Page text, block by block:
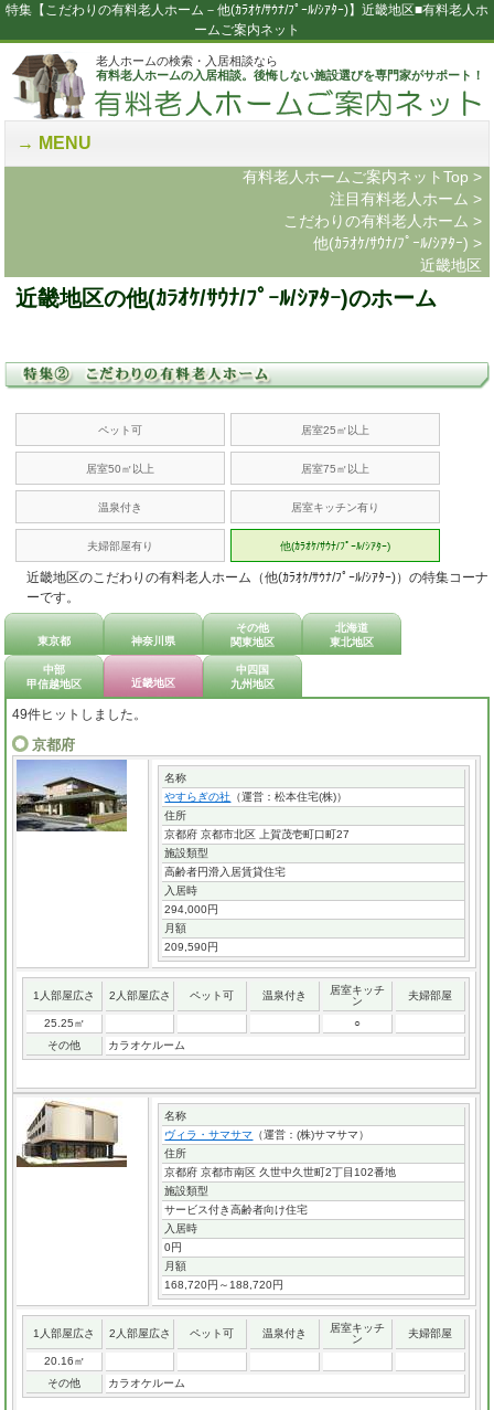
特集【こだわりの有料老人ホーム－他(ｶﾗｵｹ/ｻｳﾅ/ﾌﾟｰﾙ/ｼｱﾀｰ)】近畿地区■有料老人ホ
ームご案内ネット
老人ホームの検索・入居相談なら
有料老人ホームの入居相談。後悔しない施設選びを専門家がサポート！
MENU
有料老人ホームご案内ネットTop >
注目有料老人ホーム >
こだわりの有料老人ホーム >
他(ｶﾗｵｹ/ｻｳﾅ/ﾌﾟｰﾙ/ｼｱﾀｰ) >
近畿地区
近畿地区の他(ｶﾗｵｹ/ｻｳﾅ/ﾌﾟｰﾙ/ｼｱﾀｰ)のホーム
ペット可 居室25㎡以上
居室50㎡以上 居室75㎡以上
温泉付き 居室キッチン有り
夫婦部屋有り 他(ｶﾗｵｹ/ｻｳﾅ/ﾌﾟｰﾙ/ｼｱﾀｰ)
近畿地区のこだわりの有料老人ホーム（他(ｶﾗｵｹ/ｻｳﾅ/ﾌﾟｰﾙ/ｼｱﾀｰ)）の特集コーナ
ーです。
東京都 神奈川県
その他
関東地区
北海道
東北地区
中部
甲信越地区
近畿地区
中四国
九州地区
49件ヒットしました。
京都府
名称
やすらぎの社 （運営：松本住宅(株)）
住所
京都府 京都市北区 上賀茂壱町口町27
施設類型
高齢者円滑入居賃貸住宅
入居時
294,000円
月額
209,590円
1人部屋広さ 2人部屋広さ ペット可 温泉付き
居室キッチ
ン
夫婦部屋
25.25㎡
○
その他
カラオケルーム
名称
ヴィラ・サマサマ
（運営：(株)サマサマ）
住所
京都府 京都市南区 久世中久世町2丁目102番地
施設類型
サービス付き高齢者向け住宅
入居時
0円
月額
168,720円～188,720円
1人部屋広さ 2人部屋広さ ペット可 温泉付き
居室キッチ
ン
夫婦部屋
20.16㎡
その他
カラオケルーム